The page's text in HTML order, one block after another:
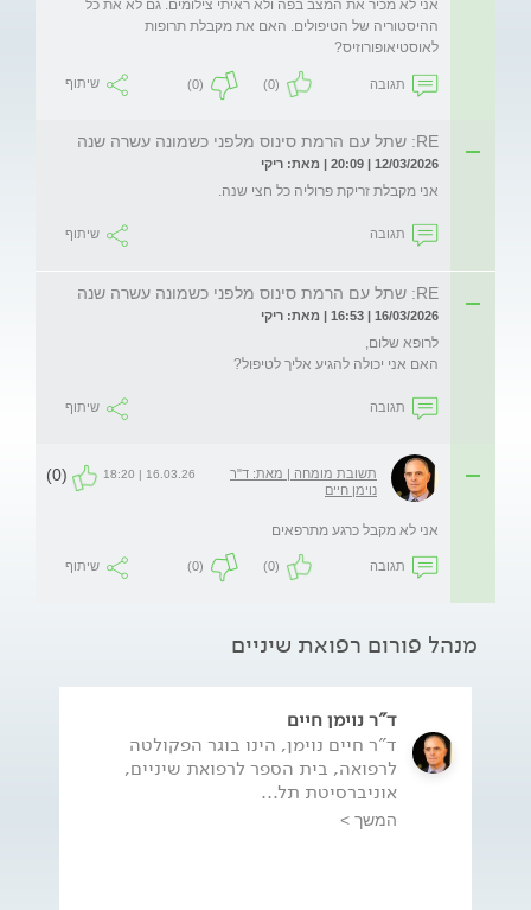
אני לא מכיר את המצב בפה ולא ראיתי צילומים. גם לא את כל
ההיסטוריה של הטיפולים. האם את מקבלת תרופות
לאוסטיאופורוזיס?
תגובה (0)
(0) שיתוף
RE: שתל עם הרמת סינוס מלפני כשמונה עשרה שנה
12/03/2026 | 20:09 | מאת: ריקי
אני מקבלת זריקת פרוליה כל חצי שנה.
תגובה שיתוף
RE: שתל עם הרמת סינוס מלפני כשמונה עשרה שנה
16/03/2026 | 16:53 | מאת: ריקי
האם אני יכולה להגיע אליך לטיפול?
תגובה שיתוף
תשובת מומחה | מאת: ד"ר
נוימן חיים
16.03.26 | 18:20
(0)
אני לא מקבל כרגע מתרפאים
תגובה (0)
(0) שיתוף
מנהל פורום רפואת שיניים
ד"ר נוימן חיים
ד"ר חיים נוימן, הינו בוגר הפקולטה
לרפואה, בית הספר לרפואת שיניים,
אוניברסיטת תל...
המשך >